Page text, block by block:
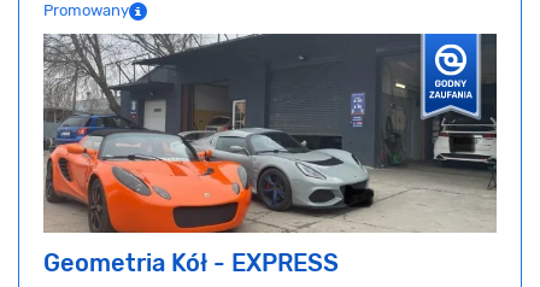
Promowany
Geometria Kół - EXPRESS